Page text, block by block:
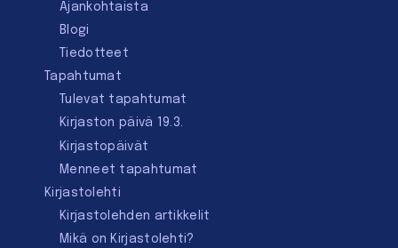
Ajankohtaista
Blogi
Tiedotteet
Tapahtumat
Tulevat tapahtumat
Kirjaston päivä 19.3.
Kirjastopäivät
Menneet tapahtumat
Kirjastolehti
Kirjastolehden artikkelit
Mikä on Kirjastolehti?